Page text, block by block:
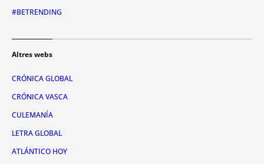
#BETRENDING
Altres webs
CRÓNICA GLOBAL
CRÓNICA VASCA
CULEMANÍA
LETRA GLOBAL
ATLÁNTICO HOY